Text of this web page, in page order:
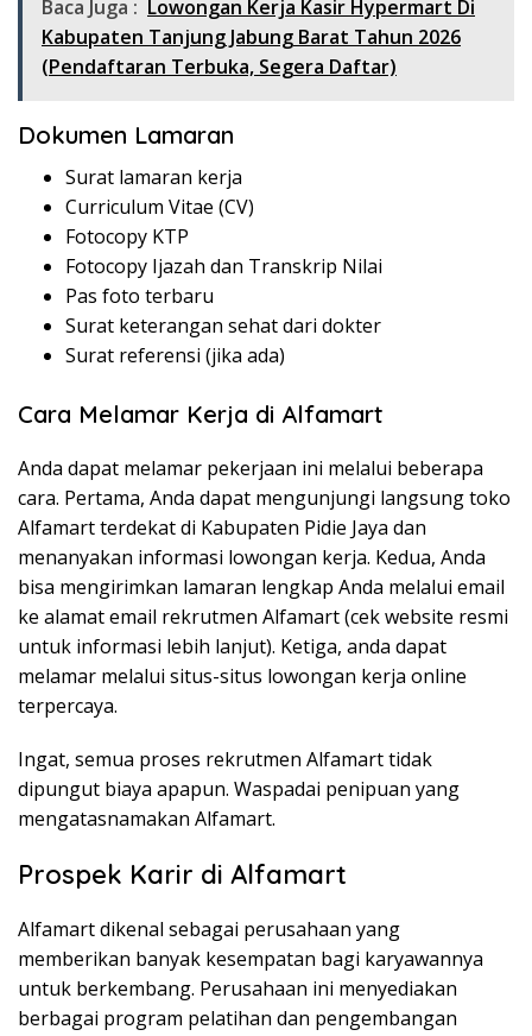
Baca Juga : Lowongan Kerja Kasir Hypermart Di
Kabupaten Tanjung Jabung Barat Tahun 2026
(Pendaftaran Terbuka, Segera Daftar)
Dokumen Lamaran
Surat lamaran kerja
Curriculum Vitae (CV)
Fotocopy KTP
Fotocopy Ijazah dan Transkrip Nilai
Pas foto terbaru
Surat keterangan sehat dari dokter
Surat referensi (jika ada)
Cara Melamar Kerja di Alfamart
Anda dapat melamar pekerjaan ini melalui beberapa
cara. Pertama, Anda dapat mengunjungi langsung toko
Alfamart terdekat di Kabupaten Pidie Jaya dan
menanyakan informasi lowongan kerja. Kedua, Anda
bisa mengirimkan lamaran lengkap Anda melalui email
ke alamat email rekrutmen Alfamart (cek website resmi
untuk informasi lebih lanjut). Ketiga, anda dapat
melamar melalui situs-situs lowongan kerja online
terpercaya.
Ingat, semua proses rekrutmen Alfamart tidak
dipungut biaya apapun. Waspadai penipuan yang
mengatasnamakan Alfamart.
Prospek Karir di Alfamart
Alfamart dikenal sebagai perusahaan yang
memberikan banyak kesempatan bagi karyawannya
untuk berkembang. Perusahaan ini menyediakan
berbagai program pelatihan dan pengembangan